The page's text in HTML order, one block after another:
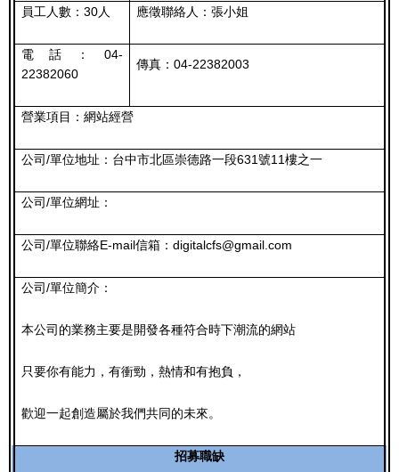
員工人數：30人 應徵聯絡人：張小姐
電話：04-
22382060
傳真：04-22382003
營業項目：網站經營
公司/單位地址：台中市北區崇德路一段631號11樓之一
公司/單位網址：
公司/單位聯絡E-mail信箱：digitalcfs@gmail.com
公司/單位簡介：
本公司的業務主要是開發各種符合時下潮流的網站
只要你有能力，有衝勁，熱情和有抱負，
歡迎一起創造屬於我們共同的未來。
招募職缺